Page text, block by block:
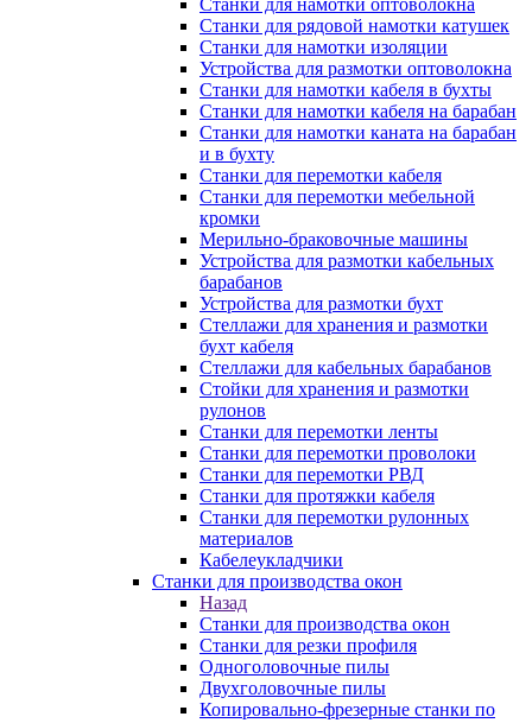
Станки для намотки оптоволокна
Станки для рядовой намотки катушек
Станки для намотки изоляции
Устройства для размотки оптоволокна
Станки для намотки кабеля в бухты
Станки для намотки кабеля на барабан
Станки для намотки каната на барабан
и в бухту
Станки для перемотки кабеля
Станки для перемотки мебельной
кромки
Мерильно-браковочные машины
Устройства для размотки кабельных
барабанов
Устройства для размотки бухт
Стеллажи для хранения и размотки
бухт кабеля
Стеллажи для кабельных барабанов
Стойки для хранения и размотки
рулонов
Станки для перемотки ленты
Станки для перемотки проволоки
Станки для перемотки РВД
Станки для протяжки кабеля
Станки для перемотки рулонных
материалов
Кабелеукладчики
Станки для производства окон
Назад
Станки для производства окон
Станки для резки профиля
Одноголовочные пилы
Двухголовочные пилы
Копировально-фрезерные станки по